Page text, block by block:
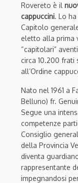
Rovereto è il
cappuccini. Lo
Capitolo
eletto alla prima
“capitolari”
circa 10.200 frati
all’Ordine
Nato nel 1961 a
Belluno) fr.
Segue una
competenze
Consiglio
della Provincia
diventa
rappresentante
impegnandosi